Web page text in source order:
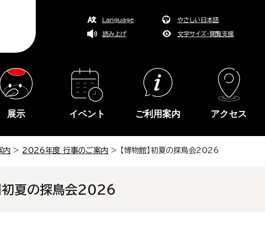
Language やさしい日本語
読み上げ 文字サイズ・閲覧支援
展示 イベント ご利用案内 アクセス
内 > 2026年度 行事のご案内 > 【博物館】初夏の探鳥会2026
】初夏の探鳥会2026